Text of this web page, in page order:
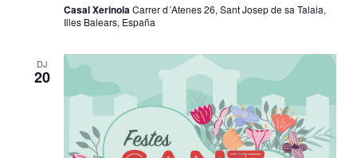
Casal XerinolaCarrer d´Atenes 26, Sant Josep de sa Talaia,
Illes Balears, España
DJ
20